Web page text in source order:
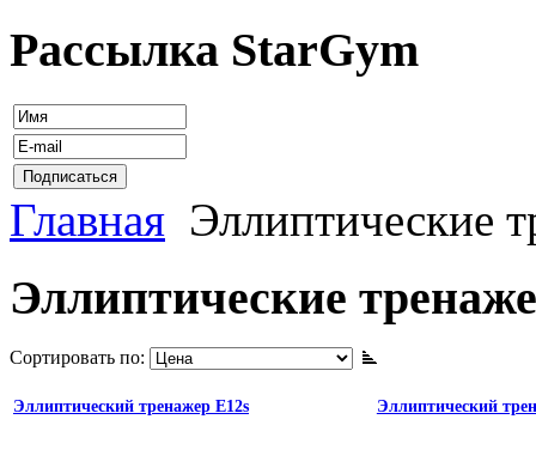
Рассылка StarGym
Главная Эллиптические
Эллиптические
Сортировать по:
Эллиптический тренажер E12s Эллиптический